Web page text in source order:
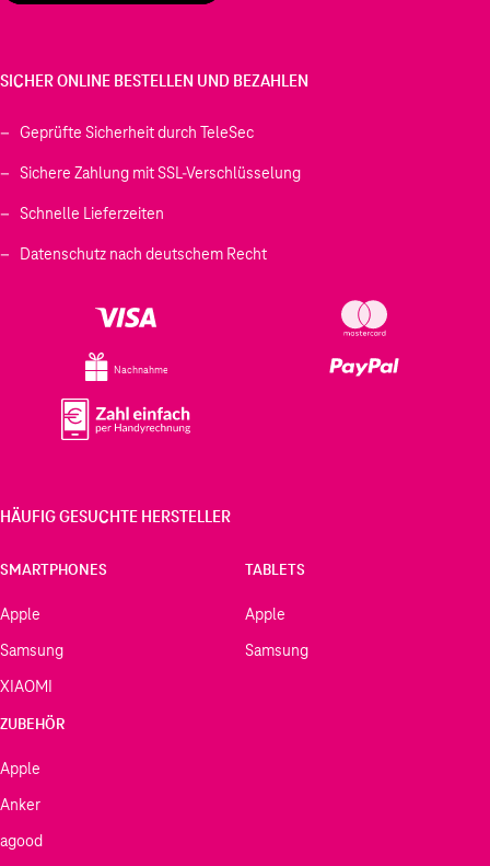
SICHER ONLINE BESTELLEN UND BEZAHLEN
Geprüfte Sicherheit durch TeleSec
Sichere Zahlung mit SSL-Verschlüsselung
Schnelle Lieferzeiten
Datenschutz nach deutschem Recht
Nachnahme
HÄUFIG GESUCHTE HERSTELLER
SMARTPHONES
Apple
Samsung
XIAOMI
TABLETS
Apple
Samsung
ZUBEHÖR
Apple
Anker
agood